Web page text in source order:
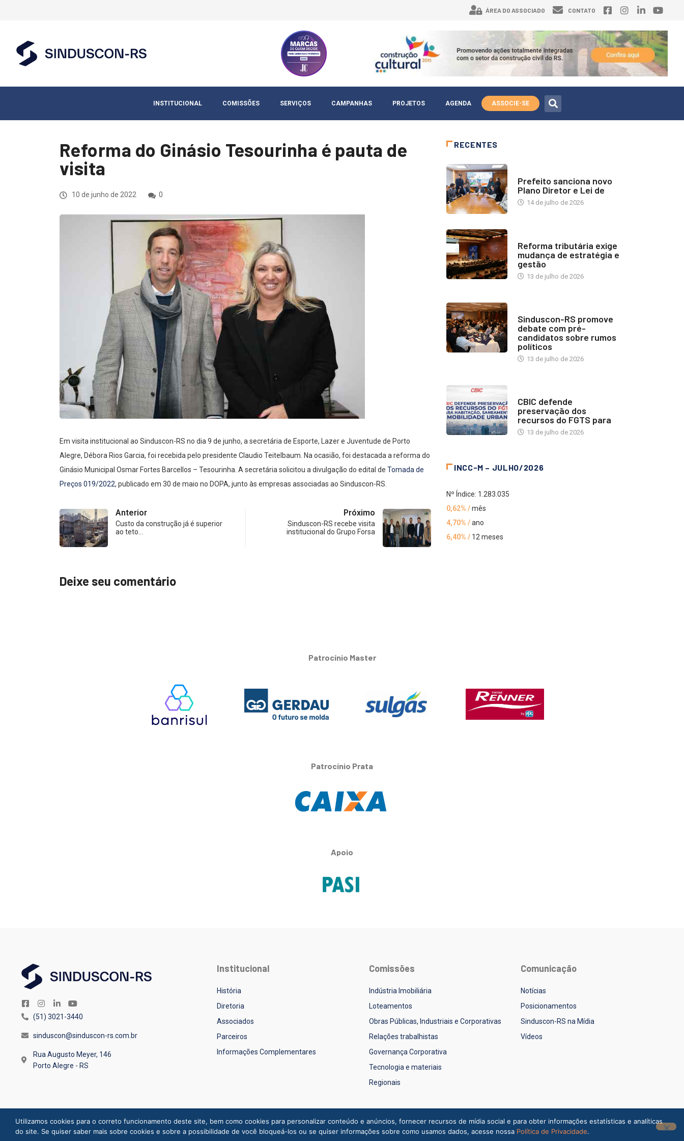
ÁREA DO ASSOCIADO CONTATO
INSTITUCIONAL COMISSÕES SERVIÇOS CAMPANHAS PROJETOS AGENDA ASSOCIE-SE
Reforma do Ginásio Tesourinha é pauta de
visita
10 de junho de 2022 0
Em visita institucional ao Sinduscon-RS no dia 9 de junho, a secretária de Esporte, Lazer e Juventude de Porto
Alegre, Débora Rios Garcia, foi recebida pelo presidente Claudio Teitelbaum. Na ocasião, foi destacada a reforma do
Ginásio Municipal Osmar Fortes Barcellos – Tesourinha. A secretária solicitou a divulgação do edital de Tomada de
Preços 019/2022, publicado em 30 de maio no DOPA, junto às empresas associadas ao Sinduscon-RS.
Anterior
Custo da construção já é superior
ao teto…
Próximo
Sinduscon-RS recebe visita
institucional do Grupo Forsa
Deixe seu comentário
RECENTES
Prefeito sanciona novo
Plano Diretor e Lei de
14 de julho de 2026
Reforma tributária exige
mudança de estratégia e
gestão
13 de julho de 2026
Sinduscon-RS promove
debate com pré-
candidatos sobre rumos
políticos
13 de julho de 2026
CBIC defende
preservação dos
recursos do FGTS para
13 de julho de 2026
INCC-M – JULHO/2026
Nº Índice: 1.283.035
0,62% /mês
4,70% /ano
6,40% / 12 meses
Patrocínio Master
Patrocínio Prata
Apoio
(51) 3021-3440
sinduscon@sinduscon-rs.com.br
Rua Augusto Meyer, 146
Porto Alegre - RS
Institucional
História
Diretoria
Associados
Parceiros
Informações Complementares
Comissões
Indústria Imobiliária
Loteamentos
Obras Públicas, Industriais e Corporativas
Relações trabalhistas
Governança Corporativa
Tecnologia e materiais
Regionais
Comunicação
Notícias
Posicionamentos
Sinduscon-RS na Mídia
Vídeos
Desenvolvido por Agência Mi CRZ Branding
Utilizamos cookies para o correto funcionamento deste site, bem como cookies para personalizar conteúdo e anúncios, fornecer recursos de mídia social e para obter informações estatísticas e analíticas
do site. Se quiser saber mais sobre cookies e sobre a possibilidade de você bloqueá-los ou se quiser informações sobre como usamos dados, acesse nossa Política de Privacidade.